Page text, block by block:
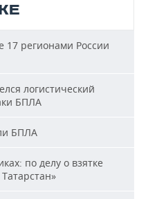
17 регионами России
логистический
БПЛА
БПЛА
по делу о взятке